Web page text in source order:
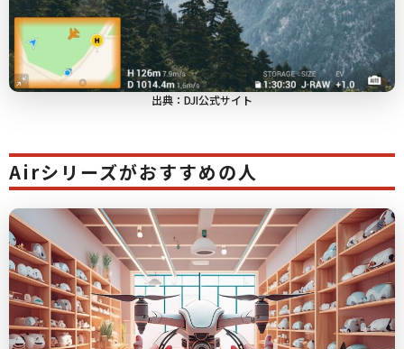
出典：DJI公式サイト
Airシリーズがおすすめの人